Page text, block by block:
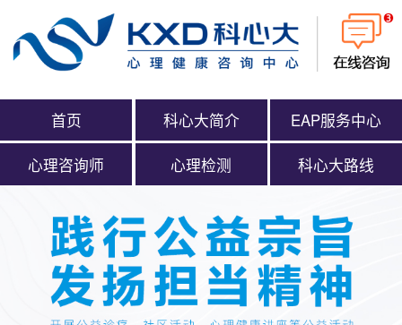
首页 科心大简介 EAP服务中心
心理咨询师 心理检测 科心大路线